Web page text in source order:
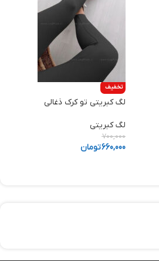
تخفیف
لگ کبریتی تو کرک ذغالی
لگ کبریتی
700,000
660,000تومان